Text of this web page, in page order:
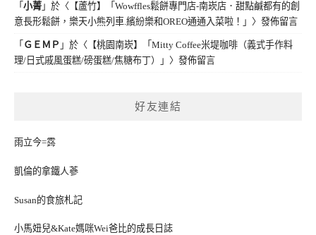
「 小菁 」於〈 【蘆竹】「Wowffles鬆餅專門店-南崁店．甜點鹹都有的創
意長形鬆餅，樂天小熊列車.繽紛樂和OREO通通入菜啦！」 〉發佈留言
「 ＧＥＭＰ 」於〈 【桃園南崁】「Mitty Coffee米堤咖啡（義式手作料
理/日式戚風蛋糕/磅蛋糕/焦糖布丁）」 〉發佈留言
好友連結
雨立今=霠
凱倫的拿鐵人蔘
Susan的食旅札記
小馬妞兒&Kate媽咪Wei爸比的成長日誌